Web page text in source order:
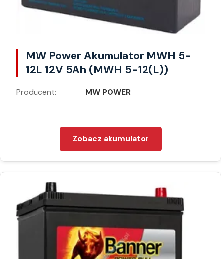
MW Power Akumulator MWH 5-
12L 12V 5Ah (MWH 5-12(L))
Producent: MW POWER
Zobacz akumulator